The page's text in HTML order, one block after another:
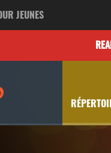
JEUNES